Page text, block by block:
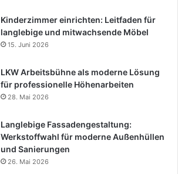
Kinderzimmer einrichten: Leitfaden für
langlebige und mitwachsende Möbel
15. Juni 2026
LKW Arbeitsbühne als moderne Lösung
für professionelle Höhenarbeiten
28. Mai 2026
Langlebige Fassadengestaltung:
Werkstoffwahl für moderne Außenhüllen
und Sanierungen
26. Mai 2026